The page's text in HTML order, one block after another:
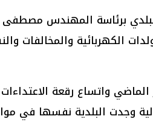
برئاسة المهندس مصطفى
الكهربائية والمخالفات
واتساع رقعة
وجدت البلدية نفسها في